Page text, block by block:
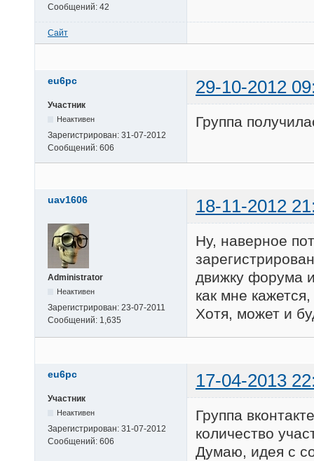
Сообщений: 42
Сайт
eu6pc 29-10-2012
Участник
Неактивен
Зарегистрирован: 31-07-2012
Сообщений: 606
Группа
uav1606 18-11-2012
Administrator
Неактивен
Зарегистрирован: 23-07-2011
Сообщений: 1,635
Ну, наверное
движку форума
как мне
Хотя, может и
eu6pc 17-04-2013
Участник
Неактивен
Зарегистрирован: 31-07-2012
Сообщений: 606
Группа
количество
Думаю, идея с